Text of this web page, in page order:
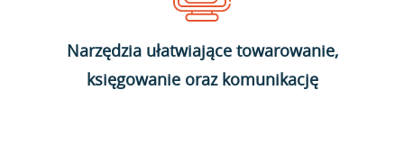
Narzędzia ułatwiające towarowanie,
księgowanie oraz komunikację